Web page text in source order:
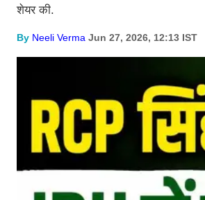
शेयर की.
By Neeli Verma Jun 27, 2026, 12:13 IST